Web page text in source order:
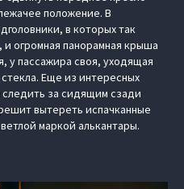
положение. В
в которых так
огромная панорамная крыша
у пассажира своя, уходящая
Еще из интересных
за сидящим сзади
вытереть испачканные
маркой алькантары.